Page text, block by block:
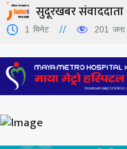
सुदूरखबर संवाददाता
1 मिनेट 201 जना